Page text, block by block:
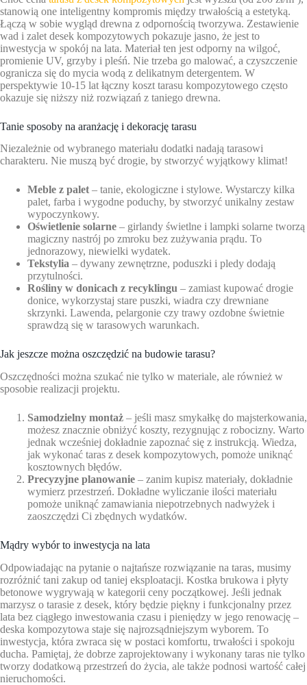
stanowią one inteligentny kompromis między trwałością a estetyką.
Łączą w sobie wygląd drewna z odpornością tworzywa. Zestawienie
wad i zalet desek kompozytowych pokazuje jasno, że jest to
inwestycja w spokój na lata. Materiał ten jest odporny na wilgoć,
promienie UV, grzyby i pleśń. Nie trzeba go malować, a czyszczenie
ogranicza się do mycia wodą z delikatnym detergentem. W
perspektywie 10-15 lat łączny koszt tarasu kompozytowego często
okazuje się niższy niż rozwiązań z taniego drewna.
Tanie sposoby na aranżację i dekorację tarasu
Niezależnie od wybranego materiału dodatki nadają tarasowi
charakteru. Nie muszą być drogie, by stworzyć wyjątkowy klimat!
Meble z palet – tanie, ekologiczne i stylowe. Wystarczy kilka
palet, farba i wygodne poduchy, by stworzyć unikalny zestaw
wypoczynkowy.
Oświetlenie solarne – girlandy świetlne i lampki solarne tworzą
magiczny nastrój po zmroku bez zużywania prądu. To
jednorazowy, niewielki wydatek.
Tekstylia – dywany zewnętrzne, poduszki i pledy dodają
przytulności.
Rośliny w donicach z recyklingu – zamiast kupować drogie
donice, wykorzystaj stare puszki, wiadra czy drewniane
skrzynki. Lawenda, pelargonie czy trawy ozdobne świetnie
sprawdzą się w tarasowych warunkach.
Jak jeszcze można oszczędzić na budowie tarasu?
Oszczędności można szukać nie tylko w materiale, ale również w
sposobie realizacji projektu.
Samodzielny montaż – jeśli masz smykałkę do majsterkowania,
możesz znacznie obniżyć koszty, rezygnując z robocizny. Warto
jednak wcześniej dokładnie zapoznać się z instrukcją. Wiedza,
jak wykonać taras z desek kompozytowych, pomoże uniknąć
kosztownych błędów.
Precyzyjne planowanie – zanim kupisz materiały, dokładnie
wymierz przestrzeń. Dokładne wyliczanie ilości materiału
pomoże uniknąć zamawiania niepotrzebnych nadwyżek i
zaoszczędzi Ci zbędnych wydatków.
Mądry wybór to inwestycja na lata
Odpowiadając na pytanie o najtańsze rozwiązanie na taras, musimy
rozróżnić tani zakup od taniej eksploatacji. Kostka brukowa i płyty
betonowe wygrywają w kategorii ceny początkowej. Jeśli jednak
marzysz o tarasie z desek, który będzie piękny i funkcjonalny przez
lata bez ciągłego inwestowania czasu i pieniędzy w jego renowację –
deska kompozytowa staje się najrozsądniejszym wyborem. To
inwestycja, która zwraca się w postaci komfortu, trwałości i spokoju
ducha. Pamiętaj, że dobrze zaprojektowany i wykonany taras nie tylko
tworzy dodatkową przestrzeń do życia, ale także podnosi wartość całej
nieruchomości.